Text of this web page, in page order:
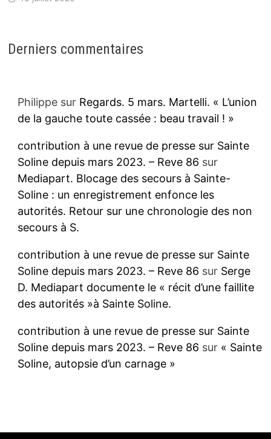
Derniers commentaires
Philippesur Regards. 5 mars. Martelli. « L’union
de la gauche toute cassée : beau travail ! »
contribution à une revue de presse sur Sainte
Soline depuis mars 2023. – Reve 86 sur
Mediapart. Blocage des secours à Sainte-
Soline : un enregistrement enfonce les
autorités. Retour sur une chronologie des non
secours à S.
contribution à une revue de presse sur Sainte
Soline depuis mars 2023. – Reve 86 sur Serge
D. Mediapart documente le « récit d’une faillite
des autorités »à Sainte Soline.
contribution à une revue de presse sur Sainte
Soline depuis mars 2023. – Reve 86 sur « Sainte
Soline, autopsie d’un carnage »